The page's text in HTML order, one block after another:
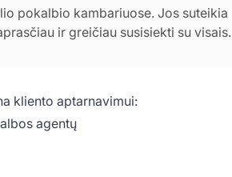
pokalbio kambariuose. Jos suteikia
ir greičiau susisiekti su visais.
kliento aptarnavimui:
agentų